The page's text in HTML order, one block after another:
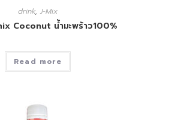
drink, J-Mix
Coconut น้ำมะพร้าว100%
Read more